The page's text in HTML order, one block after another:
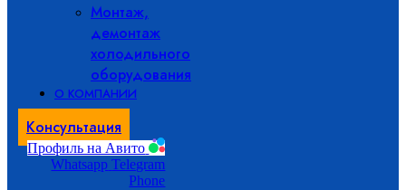
Монтаж,
демонтаж
холодильного
оборудования
О КОМПАНИИ
Консультация
Профиль на Авито
Whatsapp Telegram
Phone